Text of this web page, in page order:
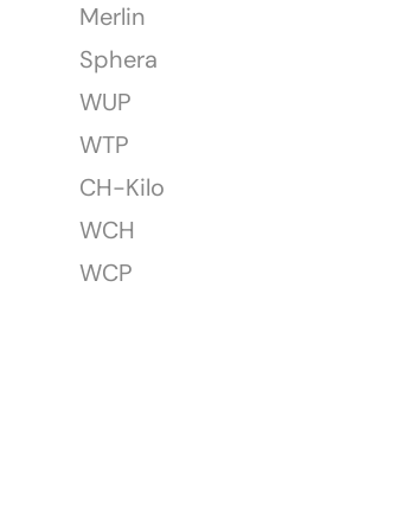
Merlin
Sphera
WUP
WTP
CH-Kilo
WCH
WCP